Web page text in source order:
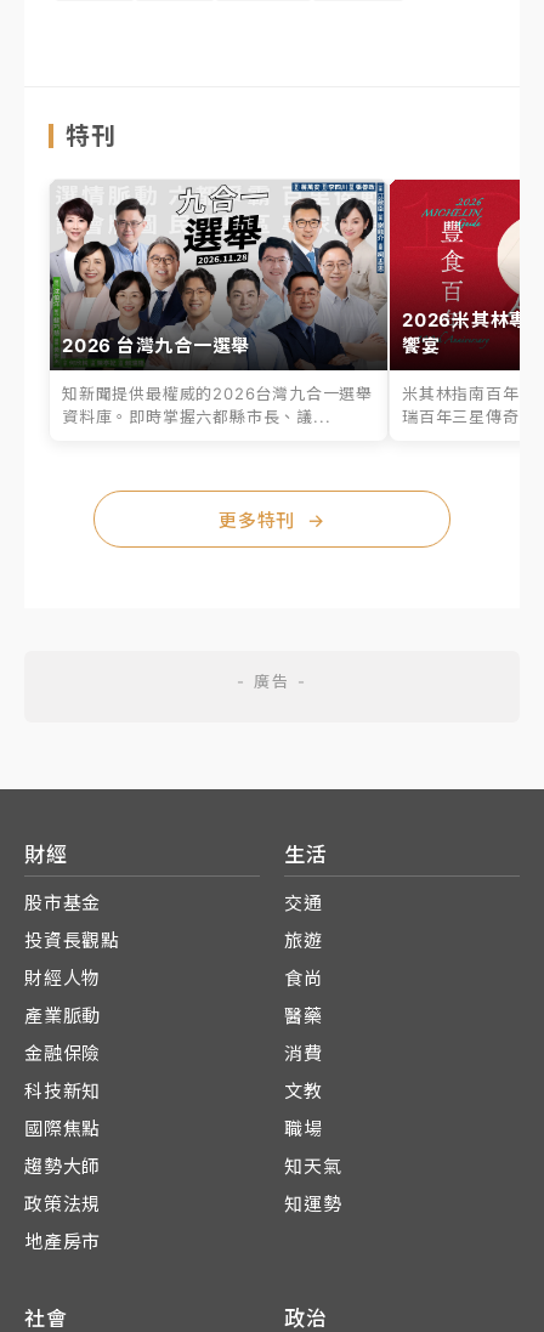
特刊
2026 台灣九合一選舉
知新聞提供最權威的2026台灣九合一選舉
資料庫。即時掌握六都縣市長、議...
2026米其林專
饗宴
米其林指南百年之
瑞百年三星傳奇、
更多特刊 →
財經
股市基金
投資長觀點
財經人物
產業脈動
金融保險
科技新知
國際焦點
趨勢大師
政策法規
地產房市
生活
交通
旅遊
食尚
醫藥
消費
文教
職場
知天氣
知運勢
社會 政治